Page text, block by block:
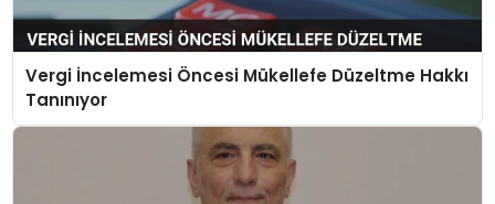
Vergi İncelemesi Öncesi Mükellefe Düzeltme Hakkı
Tanınıyor